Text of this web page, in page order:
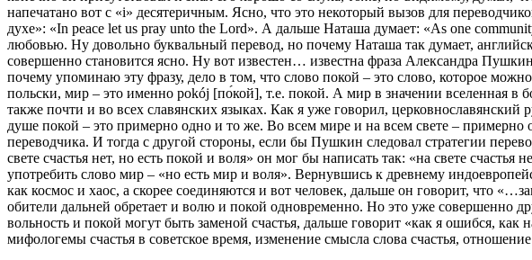
напечатано вот с «i» десятеричным. Ясно, что это некоторый вызов для
духе»: «In peace let us pray unto the Lord». А дальше Наташа думает: «As one
любовью. Ну довольно буквальный перевод, но почему Наташа так думает,
совершенно становится ясно. Ну вот известен… известна фраза Александра
почему упоминаю эту фразу, дело в том, что слово покой – это слово, которое
польски, мир – это именно pokój [по́кой], т.е. покой. А мир в значении вселенная в
также почти и во всех славянских языках. Как я уже говорил,
душе покой – это примерно одно и то же. Во всем мире и на всем свете –
переводчика. И тогда с другой стороны, если бы Пушкин следовал стратегии
свете счастья нет, но есть покой и воля» он мог бы написать так: «на свете
употребить слово мир – «но есть мир и воля». Вернувшись к древнему
как космос и хаос, а скорее соединяются и вот человек, дальше он говорит, что
обители дальней обретает и волю и покой одновременно. Но это уже
вольность и покой могут быть заменой счастья, дальше говорит «как я ошибся, как
мифологемы счастья в советское время, изменение смысла слова счастья,